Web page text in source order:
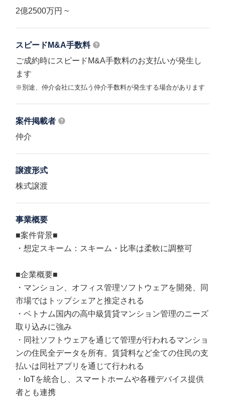
2億2500万円 ~
スピードM&A手数料
ご成約時にスピードM&A手数料のお支払いが発生し
ます
※別途、仲介会社に支払う仲介手数料が発生する場合があります
案件掲載者
仲介
譲渡形式
株式譲渡
事業概要
■案件背景■
・想定スキーム：スキーム・比率は柔軟に調整可
■企業概要■
・マンション、オフィス管理ソフトウェアを開発、同
市場ではトップシェアと推定される
・ベトナム国内の高中級賃貸マンション管理のニーズ
取り込みに強み
・同社ソフトウェアを通じて管理が行われるマンショ
ンの住民全データを所有。賃貸料など全ての住民の支
払いは同社アプリを通じて行われる
・IoTを統合し、スマートホームや各種デバイス提供
者とも連携